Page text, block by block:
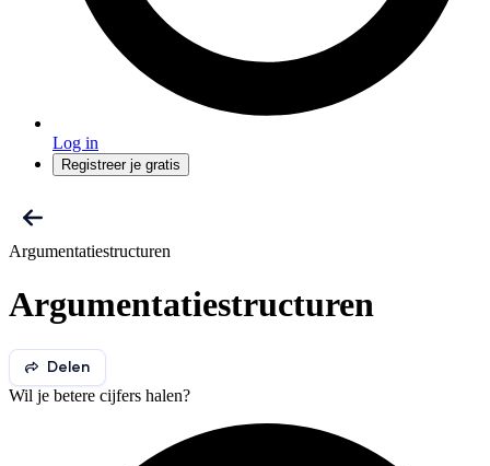
Log in
Registreer je gratis
Argumentatiestructuren
Argumentatiestructuren
Delen
Wil je betere cijfers halen?